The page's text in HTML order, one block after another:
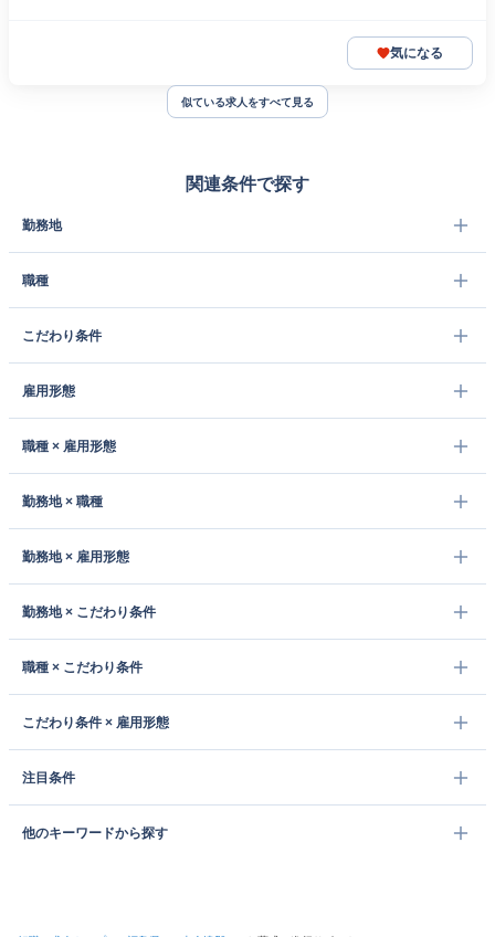
気になる
似ている求人をすべて見る
関連条件で探す
勤務地
職種
こだわり条件
雇用形態
職種 × 雇用形態
勤務地 × 職種
勤務地 × 雇用形態
勤務地 × こだわり条件
職種 × こだわり条件
こだわり条件 × 雇用形態
注目条件
他のキーワードから探す